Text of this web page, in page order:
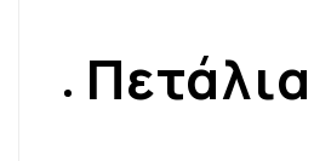
Πετάλια